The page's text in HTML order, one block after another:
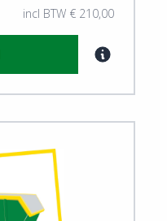
incl BTW € 210,00